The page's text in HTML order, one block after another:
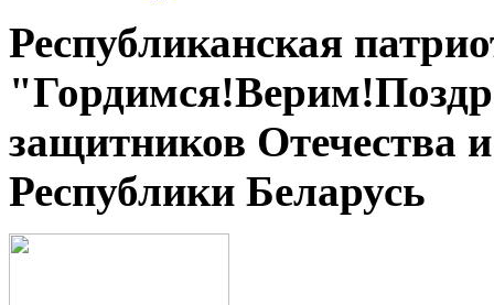
Республиканская
защитников Отечества
Республики Беларусь